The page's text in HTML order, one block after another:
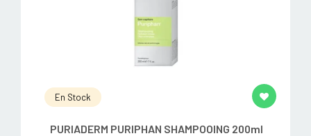
En Stock
PURIADERM PURIPHAN SHAMPOOING 200ml